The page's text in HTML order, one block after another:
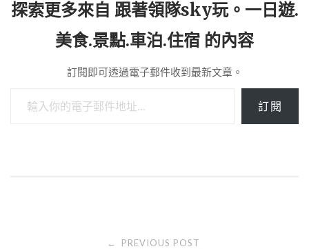
探索更多來自 跟著領隊sky玩。一日遊.
美食.景點.車泊.住宿 的內容
訂閱即可透過電子郵件收到最新文章。
訂閱
← PREVIOUS POST